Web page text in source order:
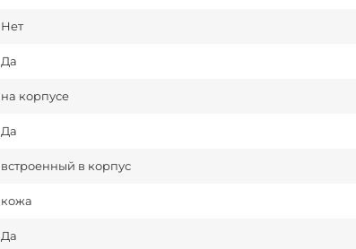
Нет
Да
на корпусе
Да
встроенный в корпус
кожа
Да